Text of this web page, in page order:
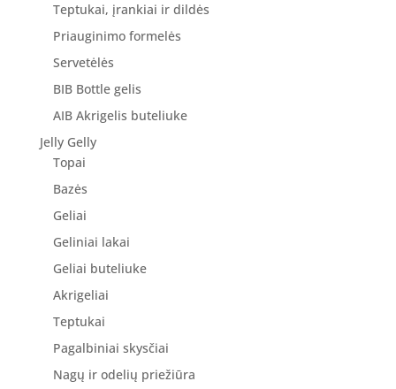
Teptukai, įrankiai ir dildės
Priauginimo formelės
Servetėlės
BIB Bottle gelis
AIB Akrigelis buteliuke
Jelly Gelly
Topai
Bazės
Geliai
Geliniai lakai
Geliai buteliuke
Akrigeliai
Teptukai
Pagalbiniai skysčiai
Nagų ir odelių priežiūra